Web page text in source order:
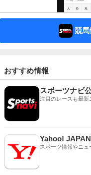
競馬
おすすめ情報
スポーツナビ
注目のレースも最新
Yahoo!
スポーツ情報やニ